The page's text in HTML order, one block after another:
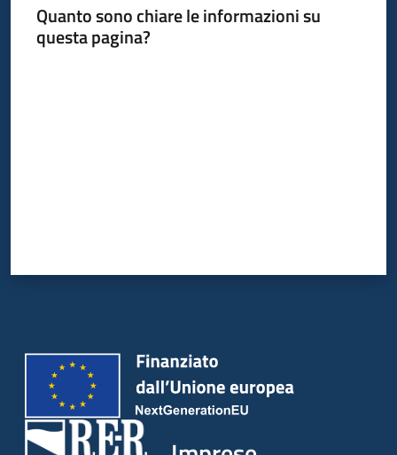
Quanto sono chiare le informazioni su
questa pagina?